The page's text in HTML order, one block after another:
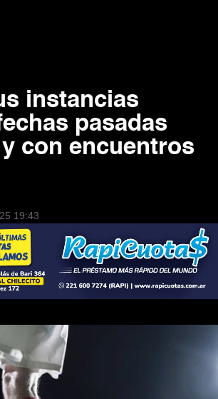
instancias
pasadas
con encuentros
19:43